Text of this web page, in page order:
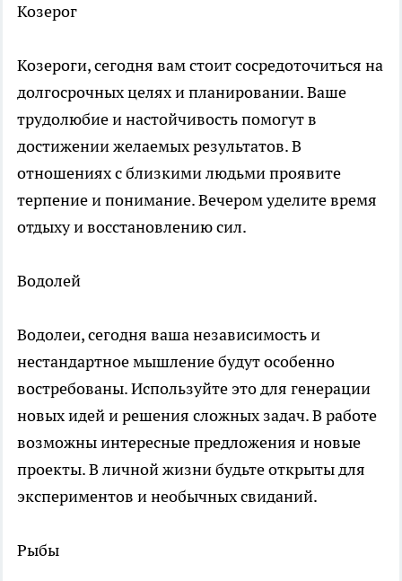
Козерог
Козероги, сегодня вам стоит сосредоточиться на
долгосрочных целях и планировании. Ваше
трудолюбие и настойчивость помогут в
достижении желаемых результатов. В
отношениях с близкими людьми проявите
терпение и понимание. Вечером уделите время
отдыху и восстановлению сил.
Водолей
Водолеи, сегодня ваша независимость и
нестандартное мышление будут особенно
востребованы. Используйте это для генерации
новых идей и решения сложных задач. В работе
возможны интересные предложения и новые
проекты. В личной жизни будьте открыты для
экспериментов и необычных свиданий.
Рыбы